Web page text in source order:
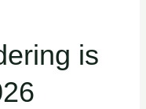
is